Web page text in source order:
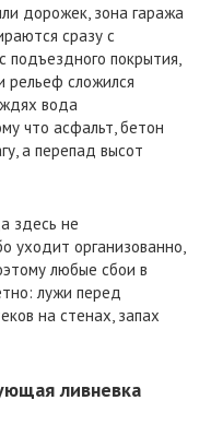
дорожек, зона гаража
сразу с
подъездного покрытия,
рельеф сложился
вода
что асфальт, бетон
а перепад высот
здесь не
уходит организованно,
любые сбои в
лужи перед
на стенах, запах
ливневка